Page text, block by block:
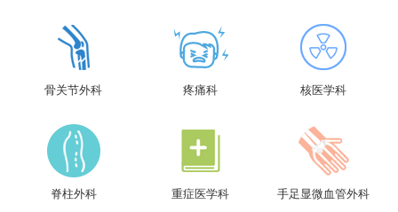
骨关节外科 疼痛科 核医学科
脊柱外科 重症医学科 手足显微血管外科